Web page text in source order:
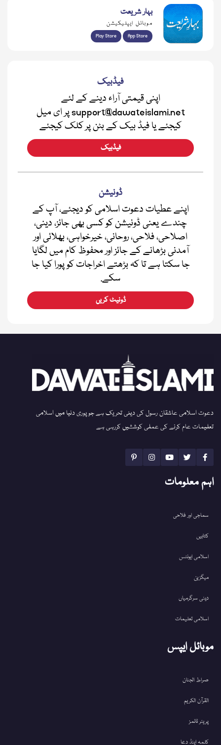
بہار شریعت
موبائل ایپلیکیشن
Play Store App Store
فیڈبیک
اپنی قیمتی آراء دینے کے لئے
support@dawateislami.net پر ای میل
کیجئے یا فیڈ بیک کے بٹن پر کلک کیجئے
فیڈبیک
ڈونیشن
اپنے عطیات دعوت اسلامی کو دیجئے، آپ کے
چندے یعنی ڈونیشن کو کسی بھی جائز، دینی،
اصلاحی، فلاحی، روحانی، خیرخواہی، بھلائی اور
آمدنی بڑھانے کے جائز اور محفوظ کام میں لگایا
جا سکتا ہے تا کہ بڑھتے اخراجات کو پورا کیا جا
سکے.
ڈونیٹ کریں
دعوت اسلامی عاشقان رسول کی دینی تحریک ہے جو پوری دنیا میں اسلامی
تعلیمات عام کرنے کی عملی کوششیں کررہی ہے
اہم معلومات
سماجی اور فلاحی
کتابیں
اسلامی ایونٹس
میگزین
دینی سرگرمیاں
اسلامی تعلیمات
موبائل ایپس
صراط الجنان
القرآن الکریم
پریئر ٹائمز
کلمہ اینڈ دعا